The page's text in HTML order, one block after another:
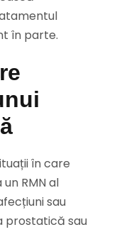
în parte.
în care
RMN al
sau
prostatică sau